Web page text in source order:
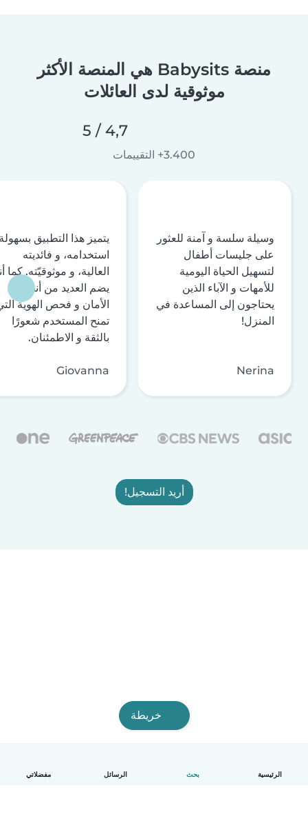
الرئيسية بحث الرسائل مفضلاتي
منصة Babysits هي المنصة الأكثر
موثوقية لدى العائلات
4,7 / 5
3.400+ التقييمات
وسيلة سلسة و آمنة للعثور
على جليسات أطفال
لتسهيل الحياة اليومية
للأمهات و الآباء الذين
يحتاجون إلى المساعدة في
المنزل!
Nerina
يتميز هذا التطبيق
استخدامه، و فائديته
العالية، و موثوقيّته. كما
يضم العديد من أنظمة
الأمان و فحص الهوية
تمنح المستخدم شعورًا
بالثقة و الاطمئنان.
Giovanna
أريد التسجيل!
خريطة